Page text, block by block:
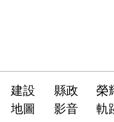
建設
地圖
縣政
影音
榮
軌